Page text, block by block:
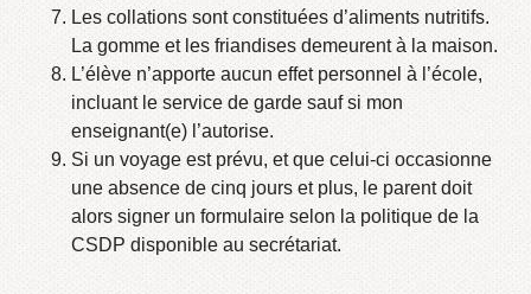
Les collations sont constituées d’aliments nutritifs.
La gomme et les friandises demeurent à la maison.
L’élève n’apporte aucun effet personnel à l’école,
incluant le service de garde sauf si mon
enseignant(e) l’autorise.
Si un voyage est prévu, et que celui-ci occasionne
une absence de cinq jours et plus, le parent doit
alors signer un formulaire selon la politique de la
CSDP disponible au secrétariat.